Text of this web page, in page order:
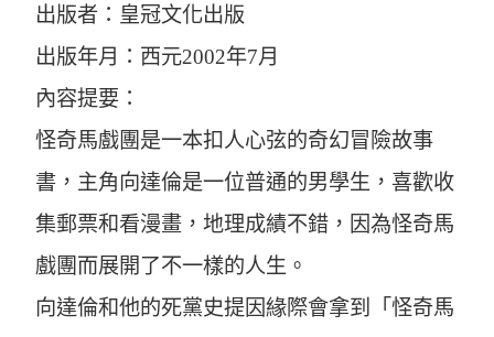
出版者：皇冠文化出版
出版年月：西元2002年7月
內容提要：
怪奇馬戲團是一本扣人心弦的奇幻冒險故事
書，主角向達倫是一位普通的男學生，喜歡收
集郵票和看漫畫，地理成績不錯，因為怪奇馬
戲團而展開了不一樣的人生。
向達倫和他的死黨史提因緣際會拿到「怪奇馬